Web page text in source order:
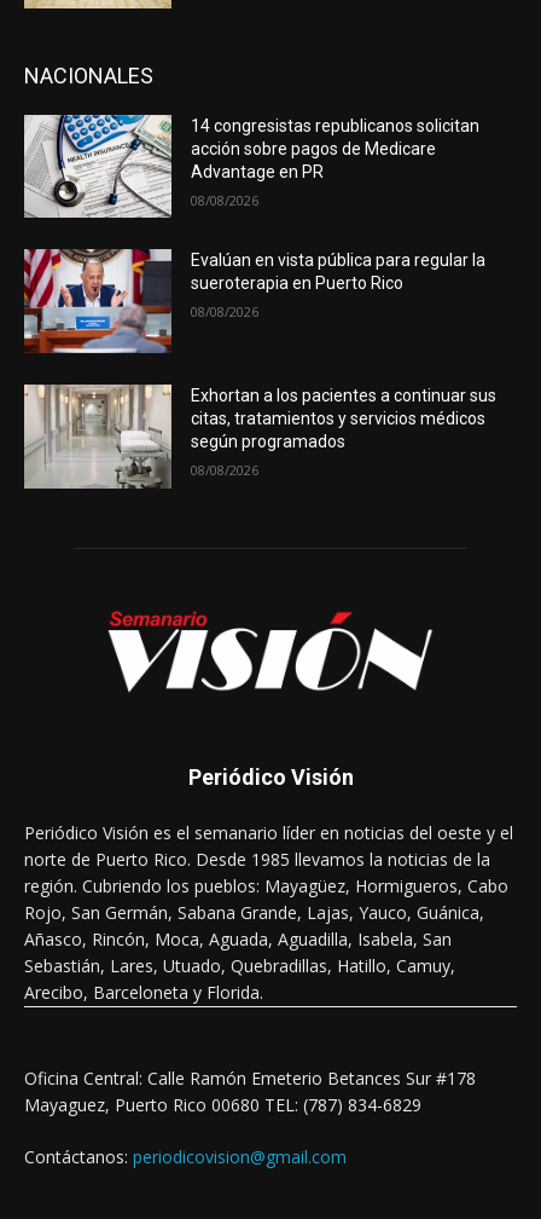
NACIONALES
14 congresistas republicanos solicitan
acción sobre pagos de Medicare
Advantage en PR
08/08/2026
Evalúan en vista pública para regular la
sueroterapia en Puerto Rico
08/08/2026
Exhortan a los pacientes a continuar sus
citas, tratamientos y servicios médicos
según programados
08/08/2026
Periódico Visión
Periódico Visión es el semanario líder en noticias del oeste y el
norte de Puerto Rico. Desde 1985 llevamos la noticias de la
región. Cubriendo los pueblos: Mayagüez, Hormigueros, Cabo
Rojo, San Germán, Sabana Grande, Lajas, Yauco, Guánica,
Añasco, Rincón, Moca, Aguada, Aguadilla, Isabela, San
Sebastián, Lares, Utuado, Quebradillas, Hatillo, Camuy,
Arecibo, Barceloneta y Florida.
Oficina Central: Calle Ramón Emeterio Betances Sur #178
Mayaguez, Puerto Rico 00680 TEL: (787) 834-6829
Contáctanos: periodicovision@gmail.com